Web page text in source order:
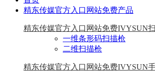
精东传媒官方入口网站免费产品
精东传媒官方入口网站免费IVYSUN
一维条形码扫描枪
二维扫描枪
精东传媒官方入口网站免费IVYSUN